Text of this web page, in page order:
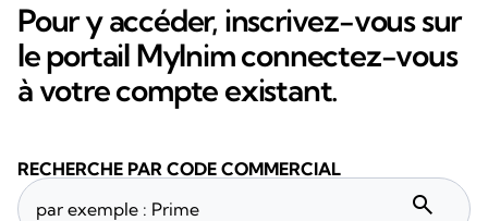
Pour y accéder, inscrivez-vous sur
le portail MyInim connectez-vous
à votre compte existant.
RECHERCHE PAR CODE COMMERCIAL
search